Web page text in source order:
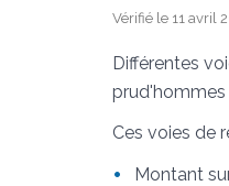
Vérifié le 11 avril
Différentes
prud'hommes
Ces voies de
Montant